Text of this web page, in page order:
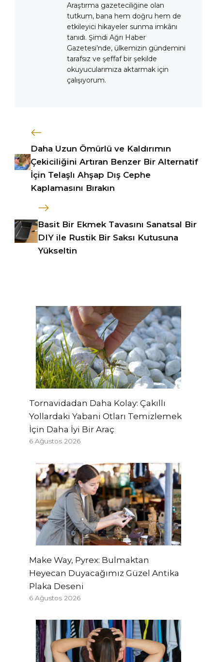
Araştırma gazeteciliğine olan
tutkum, bana hem doğru hem de
etkileyici hikayeler sunma imkânı
tanıdı. Şimdi Ağrı Haber
Gazetesi’nde, ülkemizin gündemini
tarafsız ve şeffaf bir şekilde
okuyucularımıza aktarmak için
çalışıyorum.
Daha Uzun Ömürlü ve Kaldırımın
Çekiciliğini Artıran Benzer Bir Alternatif
İçin Telaşlı Ahşap Dış Cephe
Kaplamasını Bırakın
Basit Bir Ekmek Tavasını Sanatsal Bir
DIY ile Rustik Bir Saksı Kutusuna
Yükseltin
Tornavidadan Daha Kolay: Çakıllı
Yollardaki Yabani Otları Temizlemek
İçin Daha İyi Bir Araç
6 Ağustos 2026
Make Way, Pyrex: Bulmaktan
Heyecan Duyacağımız Güzel Antika
Plaka Deseni
6 Ağustos 2026